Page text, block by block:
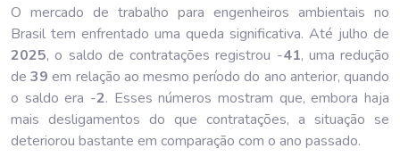
O mercado de trabalho para engenheiros ambientais no
Brasil tem enfrentado uma queda significativa. Até julho de
2025, o saldo de contratações registrou -41, uma redução
de39 em relação ao mesmo período do ano anterior, quando
o saldo era -2. Esses números mostram que, embora haja
mais desligamentos do que contratações, a situação se
deteriorou bastante em comparação com o ano passado.